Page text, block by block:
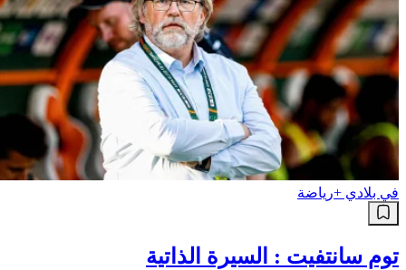
في بلادي +رياضة
توم سانتفيت : السيرة الذاتية